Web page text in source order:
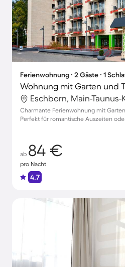
Ferienwohnung ∙ 2 Gäste ∙ 1
Eschborn, Main-
Charmante Ferienwohnung mit
Perfekt für romantische Auszeiten
ab 84 €
pro Nacht
4.7